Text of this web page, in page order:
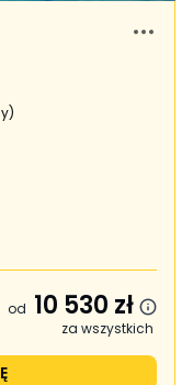
)
od 10 530 zł
za wszystkich